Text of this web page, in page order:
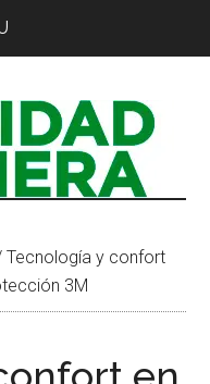
Tecnología y confort
3M